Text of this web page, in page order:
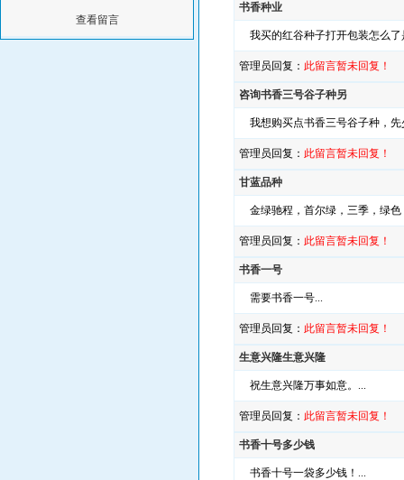
查看留言
书香种业
我买的红谷种子打开包装怎么了
管理员回复： 此留言暂未回复！
咨询书香三号谷子种另
我想购买点书香三号谷子种，先
管理员回复： 此留言暂未回复！
甘蓝品种
金绿驰程，首尔绿，三季，绿
管理员回复： 此留言暂未回复！
书香一号
需要书香一号...
管理员回复： 此留言暂未回复！
生意兴隆生意兴隆
祝生意兴隆万事如意。...
管理员回复： 此留言暂未回复！
书香十号多少钱
书香十号一袋多少钱！...